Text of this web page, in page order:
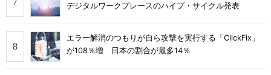
デジタルワークプレースのハイプ・サイクル発表
エラー解消のつもりが自ら攻撃を実行する「ClickFix」
が108％増 日本の割合が最多14％